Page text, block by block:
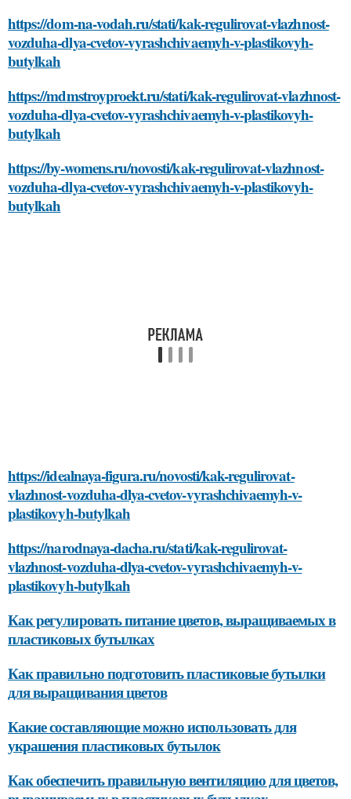
https://dom-na-vodah.ru/stati/kak-regulirovat-vlazhnost-
vozduha-dlya-cvetov-vyrashchivaemyh-v-plastikovyh-
butylkah
https://mdmstroyproekt.ru/stati/kak-regulirovat-vlazhnost-
vozduha-dlya-cvetov-vyrashchivaemyh-v-plastikovyh-
butylkah
https://by-womens.ru/novosti/kak-regulirovat-vlazhnost-
vozduha-dlya-cvetov-vyrashchivaemyh-v-plastikovyh-
butylkah
https://idealnaya-figura.ru/novosti/kak-regulirovat-
vlazhnost-vozduha-dlya-cvetov-vyrashchivaemyh-v-
plastikovyh-butylkah
https://narodnaya-dacha.ru/stati/kak-regulirovat-
vlazhnost-vozduha-dlya-cvetov-vyrashchivaemyh-v-
plastikovyh-butylkah
Как регулировать питание цветов, выращиваемых в
пластиковых бутылках
Как правильно подготовить пластиковые бутылки
для выращивания цветов
Какие составляющие можно использовать для
украшения пластиковых бутылок
Как обеспечить правильную вентиляцию для цветов,